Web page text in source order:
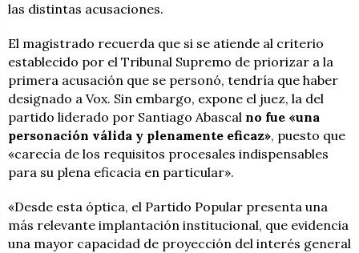
las distintas acusaciones.
El magistrado recuerda que si se atiende al criterio
establecido por el Tribunal Supremo de priorizar a la
primera acusación que se personó, tendría que haber
designado a Vox. Sin embargo, expone el juez, la del
partido liderado por Santiago Abascal no fue «una
personación válida y plenamente eficaz», puesto que
«carecía de los requisitos procesales indispensables
para su plena eficacia en particular».
«Desde esta óptica, el Partido Popular presenta una
más relevante implantación institucional, que evidencia
una mayor capacidad de proyección del interés general